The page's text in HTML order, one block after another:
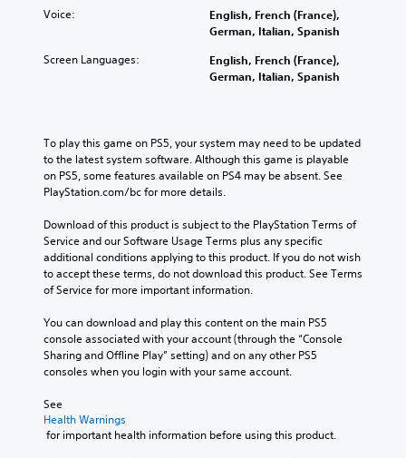
Voice:
English, French (France),
German, Italian, Spanish
Screen Languages:
English, French (France),
German, Italian, Spanish
To play this game on PS5, your system may need to be updated
to the latest system software. Although this game is playable
on PS5, some features available on PS4 may be absent. See
PlayStation.com/bc for more details.
Download of this product is subject to the PlayStation Terms of
Service and our Software Usage Terms plus any specific
additional conditions applying to this product. If you do not wish
to accept these terms, do not download this product. See Terms
of Service for more important information.
You can download and play this content on the main PS5
console associated with your account (through the “Console
Sharing and Offline Play” setting) and on any other PS5
consoles when you login with your same account.
See
Health Warnings
for important health information before using this product.